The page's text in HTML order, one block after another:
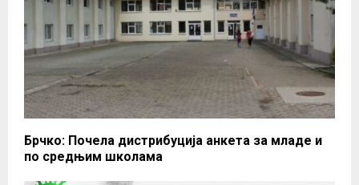
Брчко: Почела дистрибуција анкета за младе и
по средњим школама